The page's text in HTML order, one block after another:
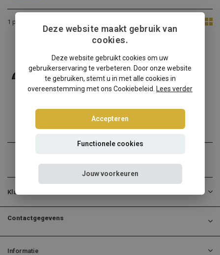
1 product
Alfa Romeo Spider 939 windscherm
✔️ Gratis verzending ...
€139,00
Klantenservice
Contactgegevens
Informatie
Deze website maakt gebruik van
cookies.
Deze website gebruikt cookies om uw
gebruikerservaring te verbeteren. Door onze website
te gebruiken, stemt u in met alle cookies in
overeenstemming met ons Cookiebeleid.
Lees verder
Accepteren
Functionele cookies
Jouw voorkeuren